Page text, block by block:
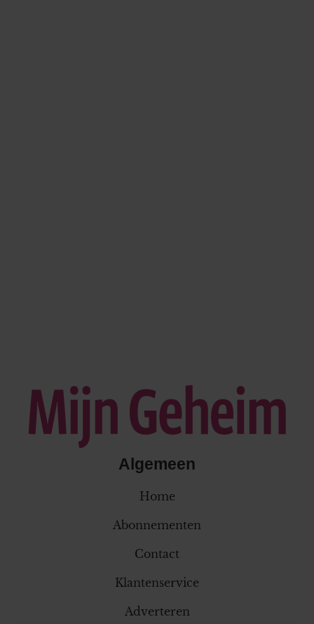
Algemeen
Home
Abonnementen
Contact
Klantenservice
Adverteren